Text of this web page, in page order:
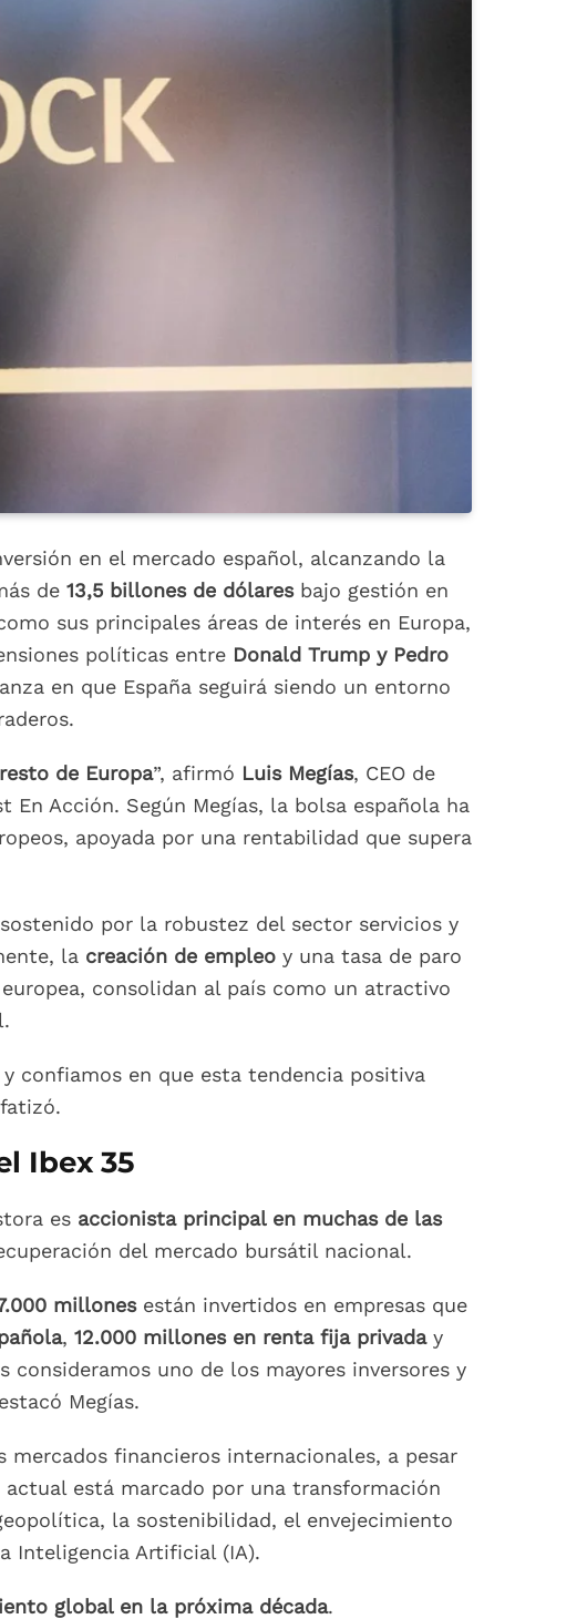
en el mercado español, alcanzando la
de 13,5 billones de dólaresbajo gestión en
sus principales áreas de interés en Europa,
políticas entre Donald Trump y Pedro
en que España seguirá siendo un entorno
de Europa”, afirmó Luis Megías, CEO de
Acción. Según Megías, la bolsa española ha
apoyada por una rentabilidad que supera
por la robustez del sector servicios y
la creación de empleoy una tasa de paro
consolidan al país como un atractivo
confiamos en que esta tendencia positiva
Ibex 35
es accionista principal en muchas de las
del mercado bursátil nacional.
millonesestán invertidos en empresas que
, 12.000 millones en renta fija privaday
consideramos uno de los mayores inversores y
Megías.
financieros internacionales, a pesar
está marcado por una transformación
la sostenibilidad, el envejecimiento
Inteligencia Artificial (IA).
global en la próxima década.